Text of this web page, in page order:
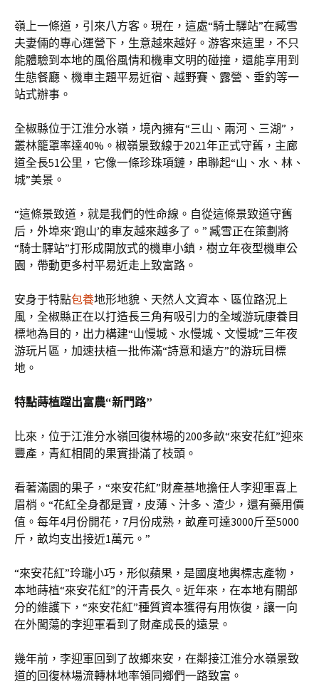
嶺上一條道，引來八方客。現在，這處“騎士驛站”在臧雪
夫妻倆的專心運營下，生意越來越好。游客來這里，不只
能體驗到本地的風俗風情和機車文明的碰撞，還能享用到
生態餐廳、機車主題平易近宿、越野賽、露營、垂釣等一
站式辦事。
全椒縣位于江淮分水嶺，境內擁有“三山、兩河、三湖”，
叢林籠罩率達40%。椒嶺景致線于2021年正式守舊，主廊
道全長51公里，它像一條珍珠項鏈，串聯起“山、水、林、
城”美景。
“這條景致道，就是我們的性命線。自從這條景致道守舊
后，外埠來‘跑山’的車友越來越多了。” 臧雪正在策劃將
“騎士驛站”打形成開放式的機車小鎮，樹立年夜型機車公
園，帶動更多村平易近走上致富路。
安身于特點包養地形地貌、天然人文資本、區位路況上
風，全椒縣正在以打造長三角有吸引力的全域游玩康養目
標地為目的，出力構建“山慢城、水慢城、文慢城”三年夜
游玩片區，加速扶植一批佈滿“詩意和遠方”的游玩目標
地。
特點蒔植蹚出富農“新門路”
比來，位于江淮分水嶺回復林場的200多畝“來安花紅”迎來
豐產，青紅相間的果實掛滿了枝頭。
看著滿園的果子，“來安花紅”財產基地擔任人李迎軍喜上
眉梢。“花紅全身都是寶，皮薄、汁多、渣少，還有藥用價
值。每年4月份開花，7月份成熟，畝產可達3000斤至5000
斤，畝均支出接近1萬元。”
“來安花紅”玲瓏小巧，形似蘋果，是國度地輿標志產物，
本地蒔植“來安花紅”的汗青長久。近年來，在本地有關部
分的維護下，“來安花紅”種質資本獲得有用恢復，讓一向
在外闖蕩的李迎軍看到了財產成長的遠景。
幾年前，李迎軍回到了故鄉來安，在鄰接江淮分水嶺景致
道的回復林場流轉林地率領同鄉們一路致富。